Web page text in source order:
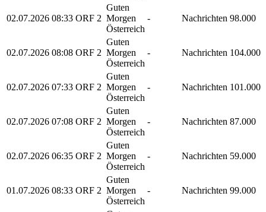
02.07.2026 08:33 ORF 2
Guten
Morgen
Österreich
- Nachrichten 98.000
02.07.2026 08:08 ORF 2
Guten
Morgen
Österreich
- Nachrichten 104.000
02.07.2026 07:33 ORF 2
Guten
Morgen
Österreich
- Nachrichten 101.000
02.07.2026 07:08 ORF 2
Guten
Morgen
Österreich
- Nachrichten 87.000
02.07.2026 06:35 ORF 2
Guten
Morgen
Österreich
- Nachrichten 59.000
01.07.2026 08:33 ORF 2
Guten
Morgen
Österreich
- Nachrichten 99.000